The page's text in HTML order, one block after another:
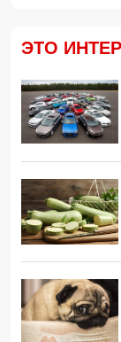
В мире
В
столб: есть
11:48, 08.08.2026
США ввели
11:40, 08.08.2026
Фон дер Ляйен
всех сторон»
11:34, 08.08.2026
ЭТО